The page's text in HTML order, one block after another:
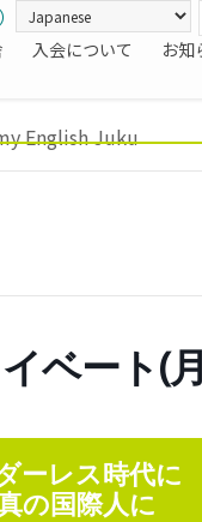
入会について お知
ベート(
ーレス時代に
の国際人に